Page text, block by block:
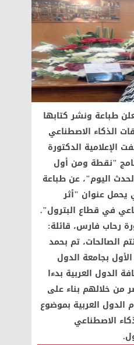
طباعة ونشر كتابها
الذكاء الاصطناعي
الدكتورة
"نقطة ومن أول
اليوم"، عن طباعة
يحمل عنوان "أثر
في قطاع البترول".
رحاب فارس، قائلة:
الصالحات، تم بحمد
بجامعة الدول
الدول العربية بدءا
من خلالهم بناء على
الدول العربية بموضوع
الاصطناعي